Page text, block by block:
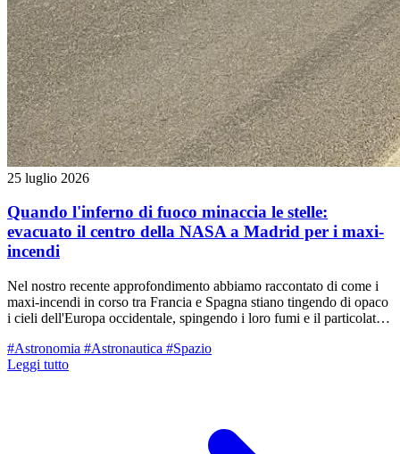
25 luglio 2026
Quando l'inferno di fuoco minaccia le stelle:
evacuato il centro della NASA a Madrid per i maxi-
incendi
Nel nostro recente approfondimento abbiamo raccontato di come i
maxi-incendi in corso tra Francia e Spagna stiano tingendo di opaco
i cieli dell'Europa occidentale, spingendo i loro fumi e il particolato
centinaia di migliaia di sfollati, il rogo divampato a ovest di Madrid
ha rischiato di spegnere letteralmente gli "occhi" con cui l'umanità
delle infrastrutture spaziali più critiche, affascinanti e strategiche del
#Astronomia #Astronautica #Spazio
Leggi tutto